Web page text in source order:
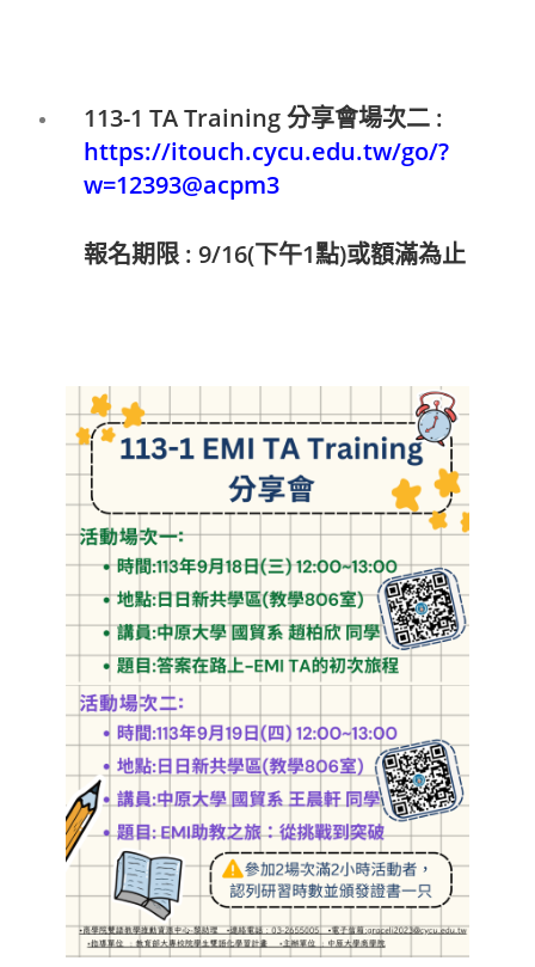
113-1 TA Training 分享會場次二 :
https://itouch.cycu.edu.tw/go/?
w=12393@acpm3
報名期限 : 9/16(下午1點)或額滿為止